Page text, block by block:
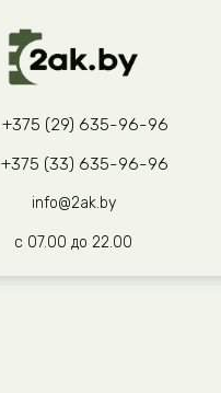
+375 (29) 635-96-96
+375 (33) 635-96-96
info@2ak.by
с 07.00 до 22.00